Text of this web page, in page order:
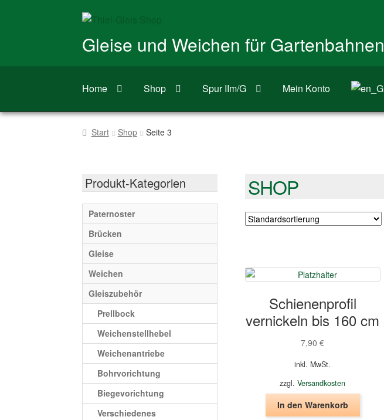
Zur
springen
Zum
springen
Gleise und Weichen für Gartenbahnen
Home Shop Spur IIm/G Mein Konto
Start Shop Seite 3
SHOP
Schienenprofil
vernickeln bis 160 cm
7,90€
inkl. MwSt.
zzgl.Versandkosten
In den Warenkorb
Produkt-Kategorien
Paternoster
Brücken
Gleise
Weichen
Gleiszubehör
Prellbock
Weichenstellhebel
Weichenantriebe
Bohrvorichtung
Biegevorichtung
Verschiedenes